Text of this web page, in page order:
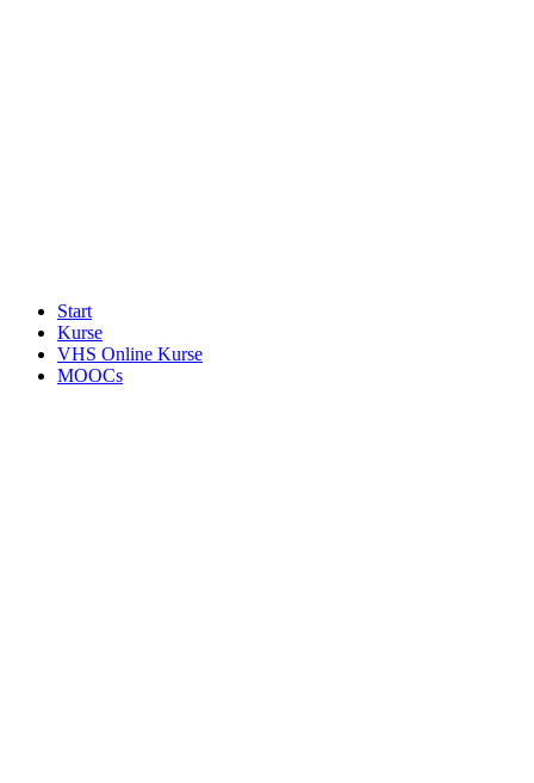
Start
Kurse
VHS Online Kurse
MOOCs